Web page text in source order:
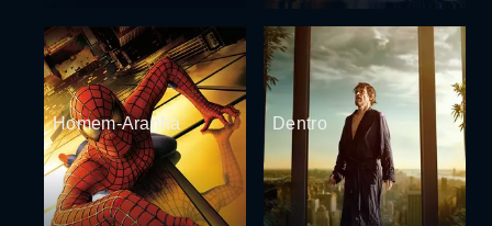
Homem-Aranha Dentro